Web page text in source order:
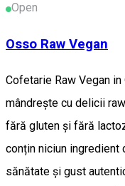
Open
Osso Raw Vegan
Cofetarie Raw Vegan
mândrește cu delicii
fără gluten și fără
conțin niciun ingredient
sănătate și gust